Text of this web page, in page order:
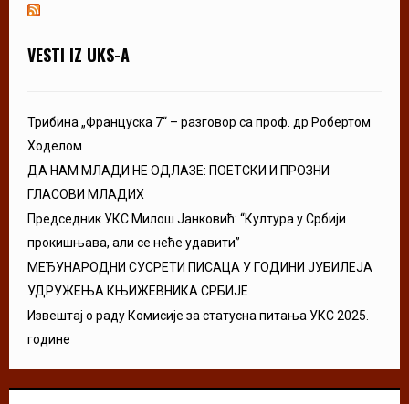
VESTI IZ UKS-A
Трибина „Француска 7“ – разговор са проф. др Робертом
Ходелом
ДА НАМ МЛАДИ НЕ ОДЛАЗЕ: ПОЕТСКИ И ПРОЗНИ
ГЛАСОВИ МЛАДИХ
Председник УКС Милош Јанковић: “Култура у Србији
прокишњава, али се неће удавити”
МЕЂУНАРОДНИ СУСРЕТИ ПИСАЦА У ГОДИНИ ЈУБИЛЕЈА
УДРУЖЕЊА КЊИЖЕВНИКА СРБИЈЕ
Извештај о раду Комисије за статусна питања УКС 2025.
године